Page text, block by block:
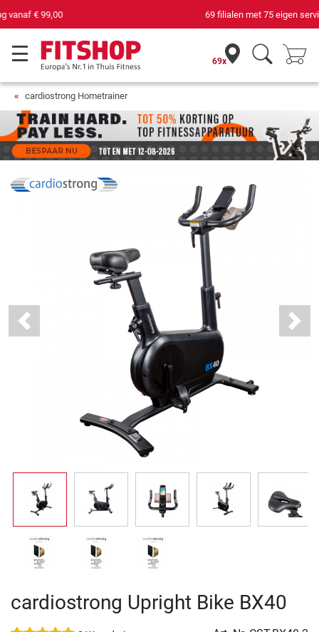
69 filialen met 75 eigen servicemonteurs
69x
cardiostrong Hometrainer
Previous Next
cardiostrong Upright Bike BX40